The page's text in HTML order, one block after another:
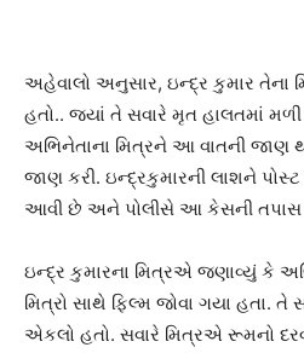
અહેવાલો અનુસાર, ઇન્દ્ર કુમાર તેના
હતો.. જ્યાં તે સવારે મૃત હાલતમાં
અભિનેતાના મિત્રને આ વાતની જાણ
જાણ કરી. ઇન્દ્રકુમારની લાશને પોસ્ટ
આવી છે અને પોલીસે આ કેસની તપાસ
ઇન્દ્ર કુમારના મિત્રએ જણાવ્યું કે
મિત્રો સાથે ફિલ્મ જોવા ગયા હતા. તે
એકલો હતો. સવારે મિત્રએ રૂમનો